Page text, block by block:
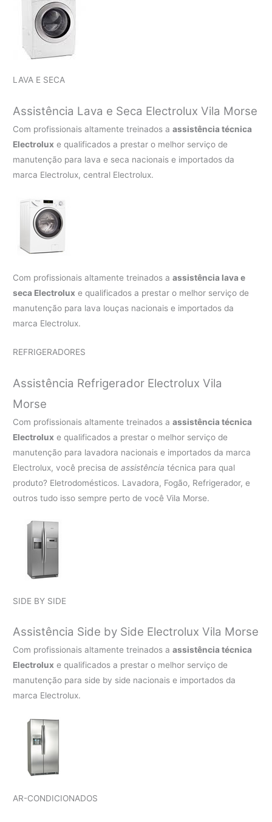
LAVA E SECA
Assistência Lava e Seca Electrolux Vila Morse
Com profissionais altamente treinados aassistência técnica
Electrolux e qualificados a prestar o melhor serviço de
manutenção para lava e seca nacionais e importados da
marca Electrolux, central Electrolux.
Com profissionais altamente treinados aassistência lava e
seca Electrolux e qualificados a prestar o melhor serviço de
manutenção para lava louças nacionais e importados da
marca Electrolux.
REFRIGERADORES
Assistência Refrigerador Electrolux Vila
Morse
Com profissionais altamente treinados aassistência técnica
Electrolux e qualificados a prestar o melhor serviço de
manutenção para lavadora nacionais e importados da marca
Electrolux, você precisa deassistência técnica para qual
produto? Eletrodomésticos. Lavadora, Fogão, Refrigerador, e
outros tudo isso sempre perto de você Vila Morse.
SIDE BY SIDE
Assistência Side by Side Electrolux Vila Morse
Com profissionais altamente treinados aassistência técnica
Electrolux e qualificados a prestar o melhor serviço de
manutenção para side by side nacionais e importados da
marca Electrolux.
AR-CONDICIONADOS